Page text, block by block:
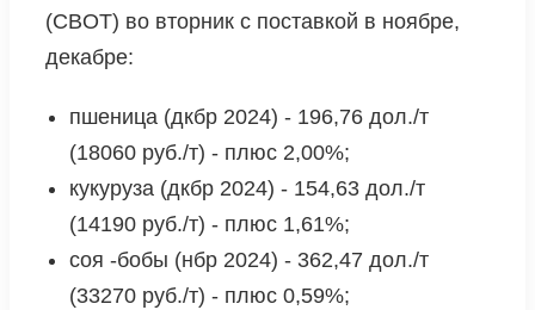
(CBOT) во вторник с поставкой в ноябре,
декабре:
пшеница (дкбр 2024) - 196,76 дол./т
(18060 руб./т) - плюс 2,00%;
кукуруза (дкбр 2024) - 154,63 дол./т
(14190 руб./т) - плюс 1,61%;
соя -бобы (нбр 2024) - 362,47 дол./т
(33270 руб./т) - плюс 0,59%;